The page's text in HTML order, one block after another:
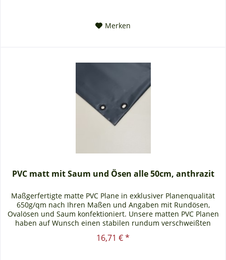
Merken
PVC matt mit Saum und Ösen alle 50cm, anthrazit
Maßgerfertigte matte PVC Plane in exklusiver Planenqualität
650g/qm nach Ihren Maßen und Angaben mit Rundösen,
Ovalösen und Saum konfektioniert. Unsere matten PVC Planen
haben auf Wunsch einen stabilen rundum verschweißten
Saum in der...
16,71 € *